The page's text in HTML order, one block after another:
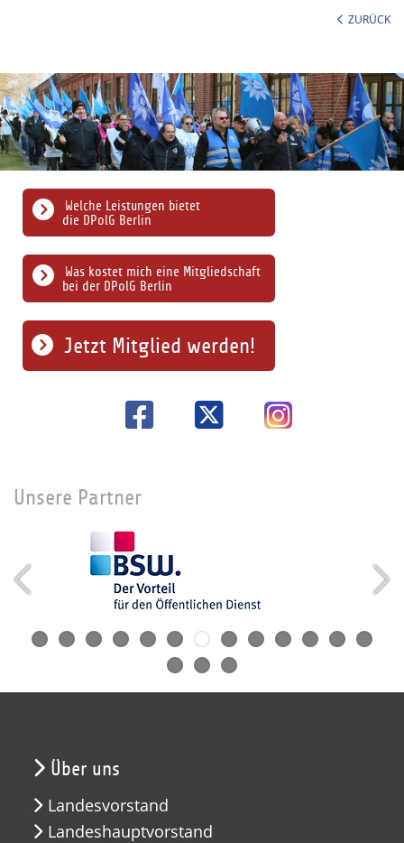
ZURÜCK
Was kostet mich eine Mitgliedschaft
bei der DPolG Berlin
Welche Leistungen bietet
die DPolG Berlin
Jetzt Mitglied werden!
Unsere Partner
Über uns
Landesvorstand
Landeshauptvorstand